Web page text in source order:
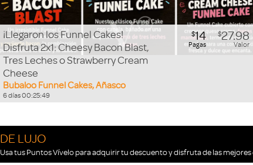
¡Llegaron los Funnel Cakes!
Disfruta 2x1: Cheesy Bacon Blast,
Tres Leches o Strawberry Cream
Cheese
Bubaloo Funnel Cakes, Añasco
6días00:25:48
$14
Pagas
$27.98
Valor
DE LUJO
Usa tus Puntos Vívelo para adquirir tu descuento y disfruta de las